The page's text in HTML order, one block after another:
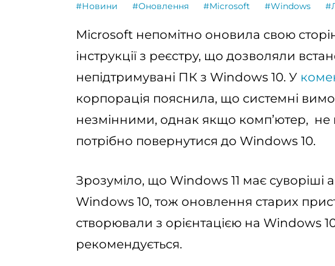
#Новини #Оновлення #Microsoft #Windows
Microsoft непомітно оновила свою
інструкції з реєстру, що дозволяли
непідтримувані ПК з Windows 10. У
корпорація пояснила, що системні
незмінними, однак якщо комп’ютер, не
потрібно повернутися до Windows 10.
Зрозуміло, що Windows 11 має суворіші
Windows 10, тож оновлення старих
створювали з орієнтацією на Windows
рекомендується.